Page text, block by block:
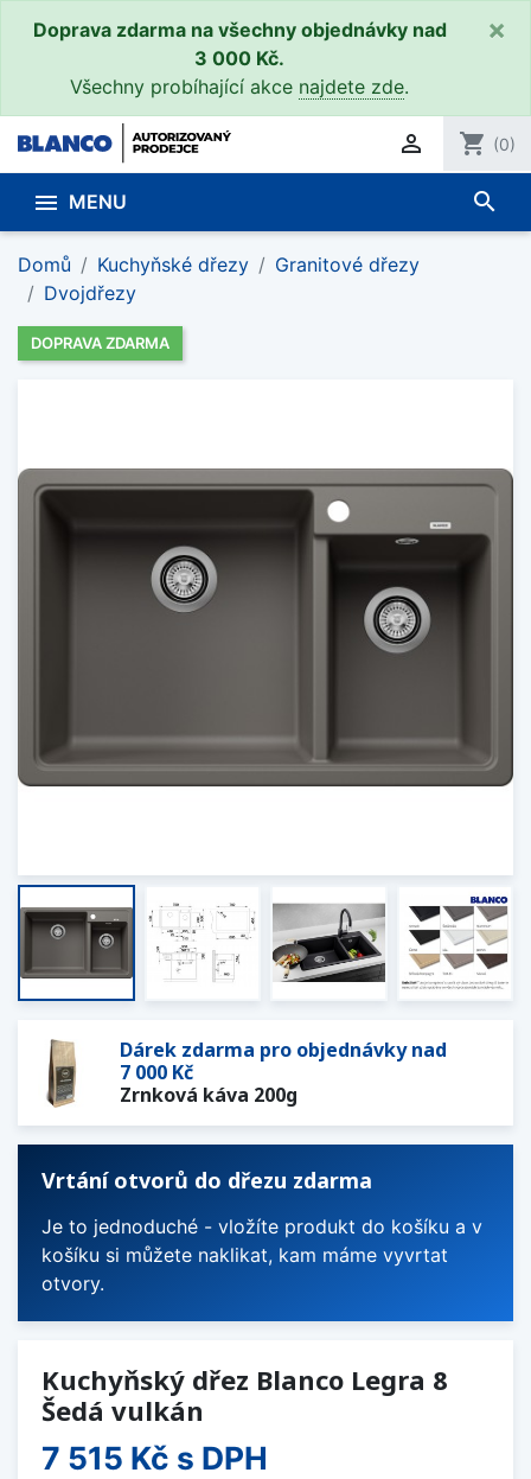
Doprava zdarma na všechny objednávky nad
3 000 Kč.
Všechny probíhající akce najdete zde.
×
 shopping_cart (0)
 MENU search
Domů Kuchyňské dřezy
Granitové dřezy
Dvojdřezy
DOPRAVA ZDARMA
Dárek zdarma pro objednávky nad
7 000 Kč
Zrnková káva 200g
Vrtání otvorů do dřezu zdarma
Je to jednoduché - vložíte produkt do košíku a v
košíku si můžete naklikat, kam máme vyvrtat
otvory.
Kuchyňský dřez Blanco Legra 8
Šedá vulkán
7 515 Kč s DPH